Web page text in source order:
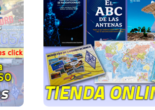
TIENDA ONLINE
Publicaciones, mapas,
gorras, tazas, forros polares
IR A LA TIENDA DE